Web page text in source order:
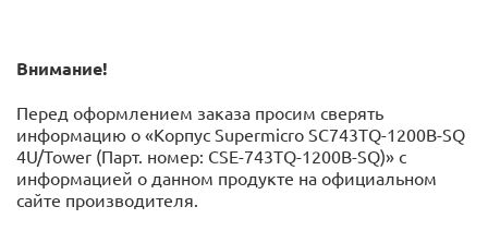
Внимание!
Перед оформлением заказа просим сверять
информацию о «Корпус Supermicro SC743TQ-1200B-SQ
4U/Tower (Парт. номер: CSE-743TQ-1200B-SQ)» с
информацией o данном продукте на официальном
сайте производителя.